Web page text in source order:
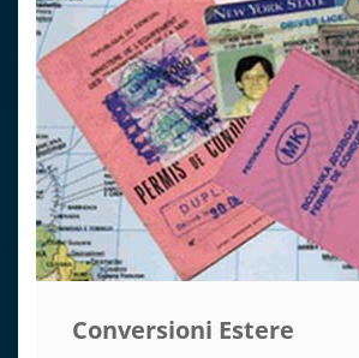
Conversioni Estere